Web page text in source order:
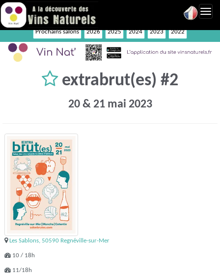
Prochains salons 2026 2025 2024 2023 2022
extrabrut(es) #2
20 & 21 mai 2023
Les Sablons, 50590 Regnéville-sur-Mer
10 / 18h
11/18h